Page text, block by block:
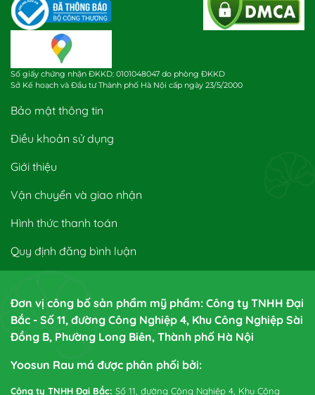
Số giấy chứng nhận ĐKKD: 0101048047 do phòng ĐKKD
Sở Kế hoạch và Đầu tư Thành phố Hà Nội cấp ngày 23/5/2000
Bảo mật thông tin
Điều khoản sử dụng
Giới thiệu
Vận chuyển và giao nhận
Hình thức thanh toán
Quy định đăng bình luận
Đơn vị công bố sản phẩm mỹ phẩm: Công ty TNHH Đại
Bắc - Số 11, đường Công Nghiệp 4, Khu Công Nghiệp Sài
Đồng B, Phường Long Biên, Thành phố Hà Nội
Yoosun Rau má được phân phối bởi:
Công ty TNHH Đại Bắc: Số 11, đường Công Nghiệp 4, Khu Công